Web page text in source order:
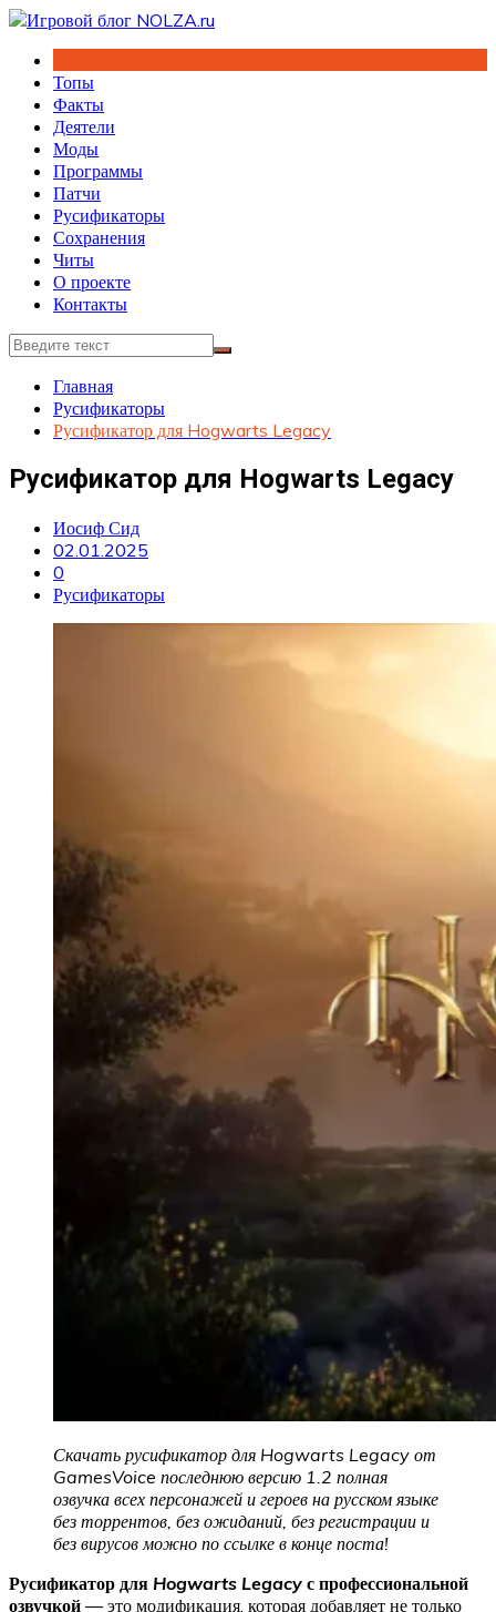
Перейти
содержимому
Топы
Факты
Деятели
Моды
Программы
Патчи
Русификаторы
Сохранения
Читы
О проекте
Контакты
Главная
Русификаторы
Русификатор для Hogwarts Legacy
Русификатор для Hogwarts Legacy
Иосиф Сид
02.01.2025
0
Русификаторы
Скачать русификатор для Hogwarts Legacy от
GamesVoice последнюю версию 1.2 полная
озвучка всех персонажей и героев на русском языке
без торрентов, без ожиданий, без регистрации и
без вирусов можно по ссылке в конце поста!
Русификатор для Hogwarts Legacy с профессиональной
озвучкой — это модификация, которая добавляет не только